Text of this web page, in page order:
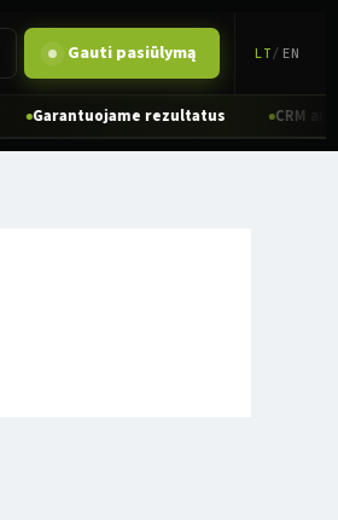
Gauti pasiūlymą LT/ EN
Garantuojame rezultatus CRM